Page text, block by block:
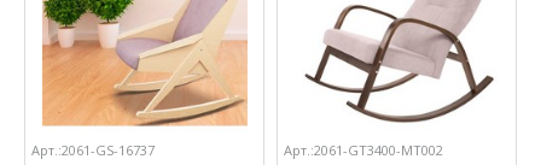
Арт.:2061-GS-16737 Арт.:2061-GT3400-МТ002